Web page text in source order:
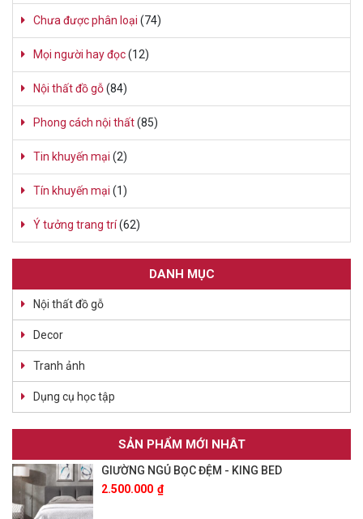
Chưa được phân loại (74)
Mọi người hay đọc(12)
Nội thất đồ gỗ(84)
Phong cách nội thất(85)
Tin khuyến mại (2)
Tín khuyến mại (1)
Ý tưởng trang trí(62)
DANH MỤC
Nội thất đồ gỗ
Decor
Tranh ảnh
Dụng cụ học tập
SẢN PHẨM MỚI NHÂT
GIƯỜNG NGỦ BỌC ĐỆM - KING BED
2.500.000 ₫